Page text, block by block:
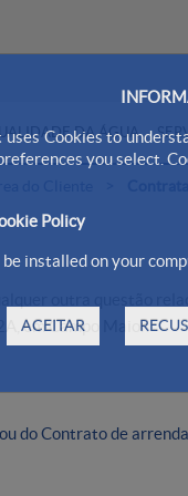
Cookies to
you select.
Policy
installed on your
ACEITAR
DA ÁGUA
em Campo Maior.
do Contrato de